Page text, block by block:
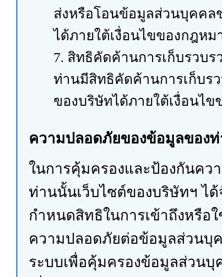
ส่งหรือโอนข้อมูลส่วนบุคคล
ได้ภายใต้เงื่อนไขของกฎหม
7. สิทธิคัดค้านการเก็บรวบ
ท่านมีสิทธิคัดค้านการเก็บร
ของบริษัทได้ภายใต้เงื่อนไ
ความปลอดภัยของข้อมูลของ
ในการคุ้มครองและป้องกันค
ท่านนั้นเว็บไซต์ของบริษัทฯ ไ
กำหนดสิทธิในการเข้าถึงหรือ
ความปลอดภัยต่อข้อมูลส่วนบุ
ระบบเพื่อคุ้มครองข้อมูลส่วนบุ